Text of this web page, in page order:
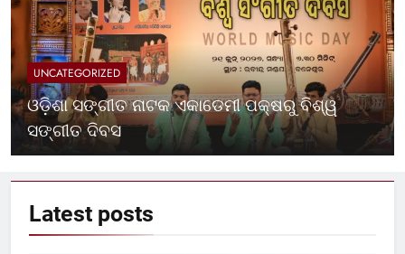
UNCATEGORIZED
ଓଡ଼ିଶା ସଙ୍ଗୀତ ନାଟକ ଏକାଡେମୀ ପକ୍ଷରୁ ବିଶ୍ୱ
ସଙ୍ଗୀତ ଦିବସ
Latest posts